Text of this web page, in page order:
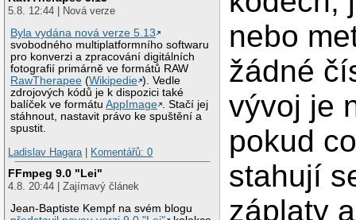
5.8. 12:44 | Nová verze
Byla vydána nová verze 5.13
svobodného multiplatformního softwaru
pro konverzi a zpracování digitálních
fotografií primárně ve formátů RAW
RawTherapee (Wikipedie ). Vedle
zdrojových kódů je k dispozici také
balíček ve formátuAppImage . Stačí jej
stáhnout, nastavit právo ke spuštění a
spustit.
Ladislav Hagara| Komentářů: 0
FFmpeg 9.0 "Lei"
4.8. 20:44 | Zajímavý článek
Jean-Baptiste Kempf na svém blogu
nebo
žádné
vývoj je
pokud
stahují
záplaty